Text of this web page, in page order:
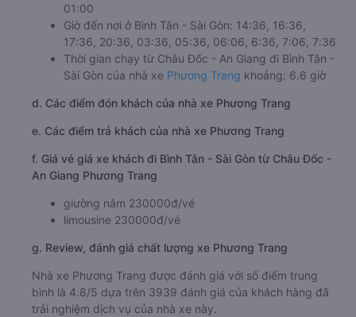
01:00
Giờ đến nơi ở Bình Tân - Sài Gòn: 14:36, 16:36,
17:36, 20:36, 03:36, 05:36, 06:06, 6:36, 7:06, 7:36
Thời gian chạy từ Châu Đốc - An Giang đi Bình Tân -
Sài Gòn của nhà xe Phương Trang khoảng: 6.6 giờ
d. Các điểm đón khách của nhà xe Phương Trang
e. Các điểm trả khách của nhà xe Phương Trang
f. Giá vé giá xe khách đi Bình Tân - Sài Gòn từ Châu Đốc -
An Giang Phương Trang
giường nằm 230000đ/vé
limousine 230000đ/vé
g. Review, đánh giá chất lượng xe Phương Trang
Nhà xe Phương Trang được đánh giá với số điểm trung
bình là 4.8/5 dựa trên 3939 đánh giá của khách hàng đã
trải nghiệm dịch vụ của nhà xe này.